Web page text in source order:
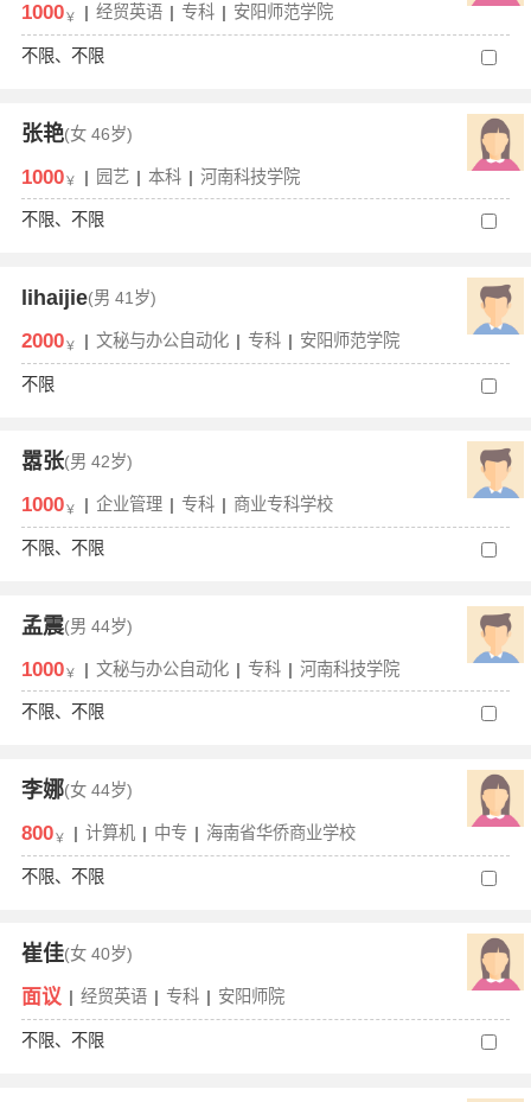
1000￥ | 经贸英语 | 专科 | 安阳师范学院
不限、不限
张艳(女 46岁)
1000￥ | 园艺 | 本科 | 河南科技学院
不限、不限
lihaijie(男 41岁)
2000￥ | 文秘与办公自动化 | 专科 | 安阳师范学院
不限
嚣张(男 42岁)
1000￥ | 企业管理 | 专科 | 商业专科学校
不限、不限
孟震(男 44岁)
1000￥ | 文秘与办公自动化 | 专科 | 河南科技学院
不限、不限
李娜(女 44岁)
800￥ | 计算机 | 中专 | 海南省华侨商业学校
不限、不限
崔佳(女 40岁)
面议 | 经贸英语 | 专科 | 安阳师院
不限、不限